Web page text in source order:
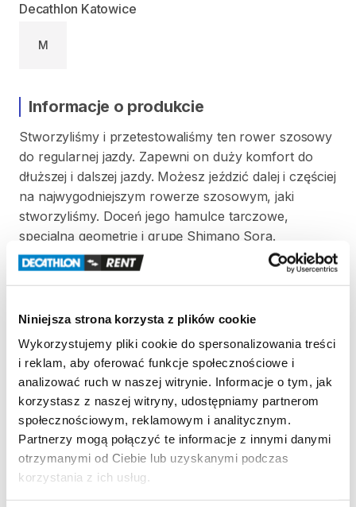
Niniejsza strona korzysta z plików cookie
Wykorzystujemy pliki cookie do spersonalizowania treści
i reklam, aby oferować funkcje społecznościowe i
analizować ruch w naszej witrynie. Informacje o tym, jak
korzystasz z naszej witryny, udostępniamy partnerom
społecznościowym, reklamowym i analitycznym.
Partnerzy mogą połączyć te informacje z innymi danymi
otrzymanymi od Ciebie lub uzyskanymi podczas
korzystania z ich usług.
Decathlon Katowice
M
Informacje o produkcie
Stworzyliśmy i przetestowaliśmy ten rower szosowy
do regularnej jazdy. Zapewni on duży komfort do
dłuższej i dalszej jazdy. Możesz jeździć dalej i częściej
na najwygodniejszym rowerze szosowym​,​ jaki
stworzyliśmy. Doceń jego hamulce tarczowe​,​
specjalną geometrię i grupę Shimano Sora.
Rozm. L od 180 do 188
Strona produktu w sklepie
Zasady wypożyczenia
REGULAMIN
Regulamin wypożyczalni